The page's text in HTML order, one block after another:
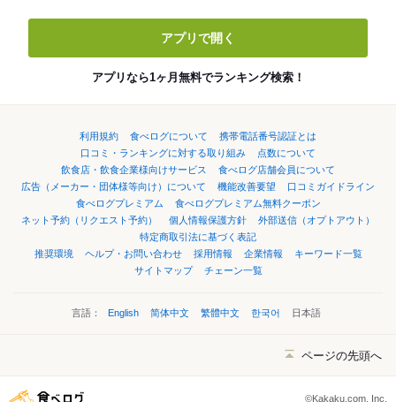
アプリで開く
アプリなら1ヶ月無料でランキング検索！
利用規約 食べログについて
携帯電話番号認証とは
口コミ・ランキングに対する取り組み
点数について
飲食店・飲食企業様向けサービス
食べログ店舗会員について
広告（メーカー・団体様等向け）について
機能改善要望
口コミガイドライン
食べログプレミアム
食べログプレミアム無料クーポン
ネット予約（リクエスト予約）
個人情報保護方針
外部送信（オプトアウト）
特定商取引法に基づく表記
推奨環境
ヘルプ・お問い合わせ 採用情報 企業情報
キーワード一覧
サイトマップ
チェーン一覧
言語： English 简体中文 繁體中文 한국어 日本語
ページの先頭へ
©Kakaku.com, Inc.